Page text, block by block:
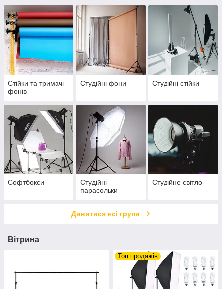
Стійки та тримачі
фонів
Студійні фони Студійні стійки
Софтбокси
Студійні
парасольки
Студійне світло
Дивитися всі групи
Вітрина
Топ продажів